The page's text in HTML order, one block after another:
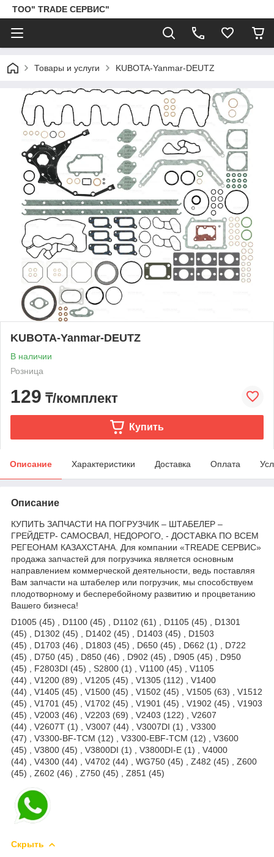
ТОО" TRADE СЕРВИС"
Товары и услуги KUBOTA-Yanmar-DEUTZ
KUBOTA-Yanmar-DEUTZ
В наличии
Розница
129 ₸/комплект
Купить
Описание Характеристики Доставка Оплата
Описание
КУПИТЬ ЗАПЧАСТИ НА ПОГРУЗЧИК – ШТАБЕЛЕР –
ГРЕЙДЕТР- САМОСВАЛ, НЕДОРОГО, - ДОСТАВКА ПО ВСЕМ
РЕГЕОНАМ КАЗАХСТАНА. Для компании «TREADE СЕРВИС»
продажа запчастей для погрузчика является основным
направлением коммерческой деятельности, ведь поставляя
Вам запчасти на штабелер или погрузчик, мы способствуем
плодотворному и бесперебойному развитию и процветанию
Вашего бизнеса!
D1005 (45) , D1100 (45) , D1102 (61) , D1105 (45) , D1301
(45) , D1302 (45) , D1402 (45) , D1403 (45) , D1503
(45) , D1703 (46) , D1803 (45) , D650 (45) , D662 (1) , D722
(45) , D750 (45) , D850 (46) , D902 (45) , D905 (45) , D950
(45) , F2803DI (45) , S2800 (1) , V1100 (45) , V1105
(44) , V1200 (89) , V1205 (45) , V1305 (112) , V1400
(44) , V1405 (45) , V1500 (45) , V1502 (45) , V1505 (63) , V1512
(45) , V1701 (45) , V1702 (45) , V1901 (45) , V1902 (45) , V1903
(45) , V2003 (46) , V2203 (69) , V2403 (122) , V2607
(44) , V2607T (1) , V3007 (44) , V3007DI (1) , V3300
(47) , V3300-BF-TCM (12) , V3300-EBF-TCM (12) , V3600
(45) , V3800 (45) , V3800DI (1) , V3800DI-E (1) , V4000
(44) , V4300 (44) , V4702 (44) , WG750 (45) , Z482 (45) , Z600
(45) , Z602 (46) , Z750 (45) , Z851 (45)
Скрыть